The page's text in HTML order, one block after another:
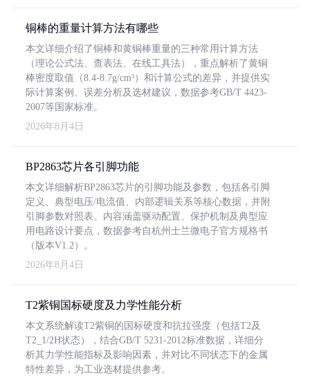
铜棒的重量计算方法有哪些
本文详细介绍了铜棒和黄铜棒重量的三种常用计算方法
（理论公式法、查表法、在线工具法），重点解析了黄铜
棒密度取值（8.4-8.7g/cm³）和计算公式的差异，并提供实
际计算案例、误差分析及选材建议，数据参考GB/T 4423-
2007等国家标准。
2026年8月4日
BP2863芯片各引脚功能
本文详细解析BP2863芯片的引脚功能及参数，包括各引脚
定义、典型电压/电流值、内部逻辑关系等核心数据，并附
引脚参数对照表。内容涵盖驱动配置、保护机制及典型应
用电路设计要点，数据参考自杭州士兰微电子官方规格书
（版本V1.2）。
2026年8月4日
T2紫铜国标硬度及力学性能分析
本文系统解读T2紫铜的国标硬度和抗拉强度（包括T2及
T2_1/2H状态），结合GB/T 5231-2012标准数据，详细分
析其力学性能指标及影响因素，并对比不同状态下的金属
特性差异，为工业选材提供参考。